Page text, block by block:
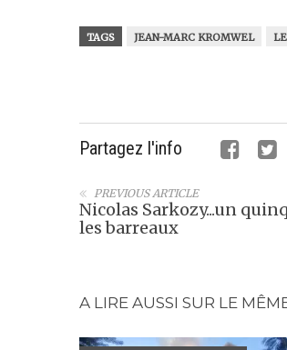
TAGS JEAN-MARC KROMWEL
Partagez l'info
PREVIOUS ARTICLE
Nicolas Sarkozy...un
les barreaux
A LIRE AUSSI SUR LE